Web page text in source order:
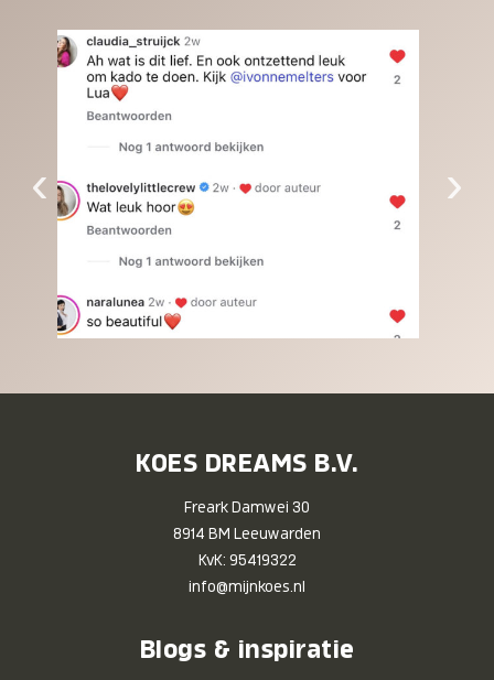
‹ ›
KOES DREAMS B.V.
Freark Damwei 30
8914 BM Leeuwarden
KvK: 95419322
info@mijnkoes.nl
Blogs & inspiratie